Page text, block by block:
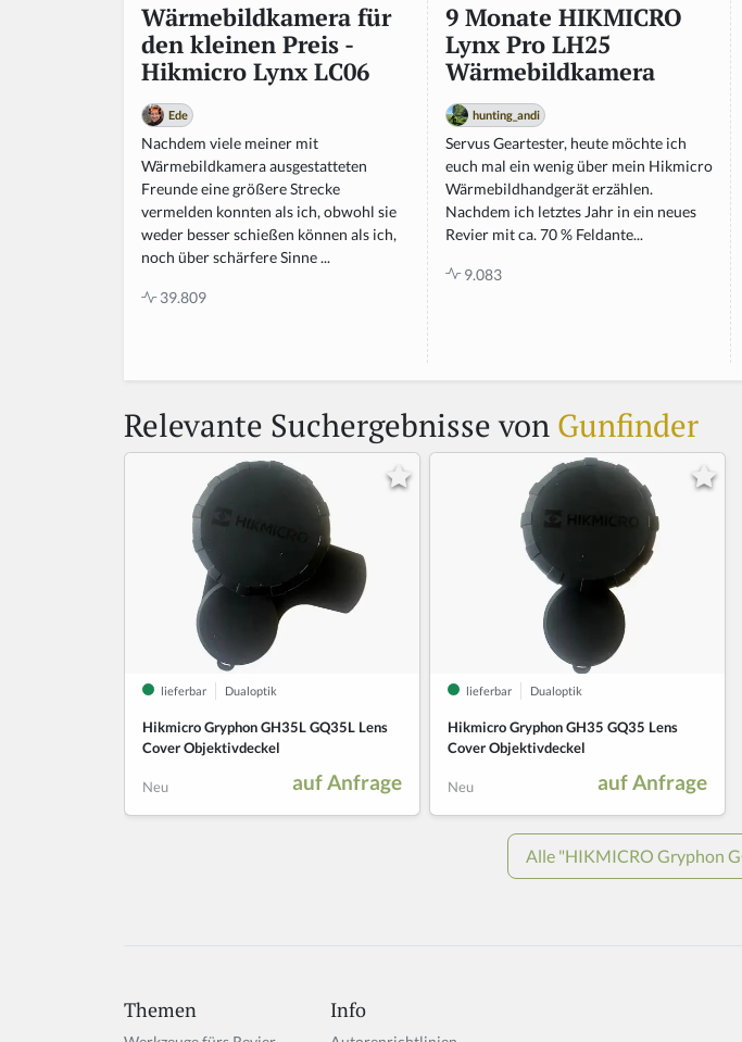
Wärmebildkamera für
den kleinen Preis -
Hikmicro Lynx LC06
Ede
Nachdem viele meiner mit
Wärmebildkamera ausgestatteten
Freunde eine größere Strecke
vermelden konnten als ich, obwohl sie
weder besser schießen können als ich,
noch über schärfere Sinne ...
39.809
9 Monate HIKMICRO
Lynx Pro LH25
Wärmebildkamera
hunting_andi
Servus Geartester, heute möchte ich
euch mal ein wenig über mein Hikmicro
Wärmebildhandgerät erzählen.
Nachdem ich letztes Jahr in ein neues
Revier mit ca. 70 % Feldante...
9.083
Relevante Suchergebnisse von Gunfinder
Themen Info